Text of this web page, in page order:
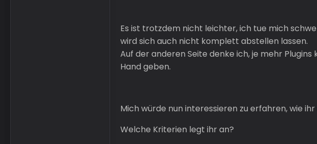
Es ist trotzdem nicht leichter, ich tue mich
wird sich auch nicht komplett abstellen lassen.
Auf der anderen Seite denke ich, je mehr
Hand geben.
Mich würde nun interessieren zu erfahren, wie
Welche Kriterien legt ihr an?